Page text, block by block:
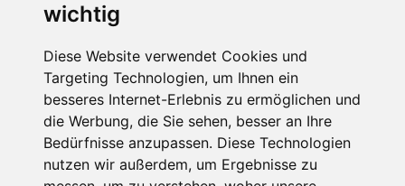
wichtig
Diese Website verwendet Cookies und
Targeting Technologien, um Ihnen ein
besseres Internet-Erlebnis zu ermöglichen und
die Werbung, die Sie sehen, besser an Ihre
Bedürfnisse anzupassen. Diese Technologien
nutzen wir außerdem, um Ergebnisse zu
Fabian Steiner
Der großen Katzensprung mit dem Jaguar Type 01